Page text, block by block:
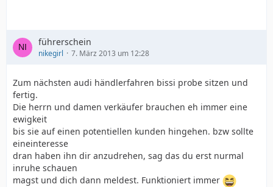
führerschein
nikegirl 7. März 2013 um 12:28
Zum nächsten audi händlerfahren bissi probe sitzen und
fertig.
Die herrn und damen verkäufer brauchen eh immer eine
ewigkeit
bis sie auf einen potentiellen kunden hingehen. bzw sollte
eineinteresse
dran haben ihn dir anzudrehen, sag das du erst nurmal
inruhe schauen
magst und dich dann meldest. Funktioniert immer